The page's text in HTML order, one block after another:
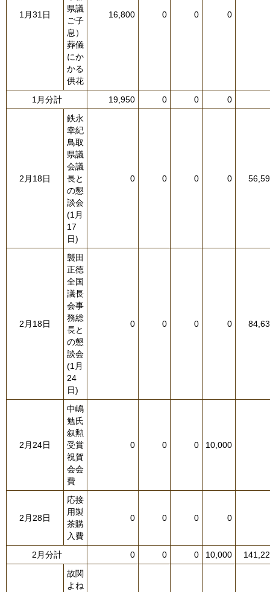
1月31日
県議
ご子
息）
葬儀
にか
かる
供花
16,800 0 0 0
1月分計 19,950 0 0 0
2月18日
鉄永
幸紀
鳥取
県議
会議
長と
の懇
談会
(1月
17
日)
0 0 0 0
2月18日
襲田
正徳
全国
議長
会事
務総
長と
の懇
談会
(1月
24
日)
0 0 0 0
2月24日
中嶋
勉氏
叙勲
受賞
祝賀
会会
費
0 0 0 10,000
2月28日
応接
用製
茶購
入費
0 0 0 0
2月分計 0 0 0 10,000
故関
よね